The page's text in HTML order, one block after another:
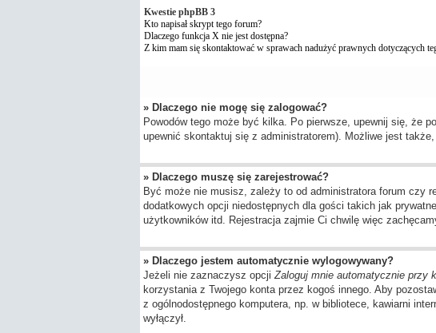
Kwestie phpBB 3
Kto napisał skrypt tego forum?
Dlaczego funkcja X nie jest dostępna?
Z kim mam się skontaktować w sprawach nadużyć prawnych dotyczących
» Dlaczego nie mogę się zalogować?
Powodów tego może być kilka. Po pierwsze, upewnij się, że
upewnić skontaktuj się z administratorem). Możliwe jest także,
» Dlaczego muszę się zarejestrować?
Być może nie musisz, zależy to od administratora forum czy
dodatkowych opcji niedostępnych dla gości takich jak
użytkowników itd. Rejestracja zajmie Ci chwilę więc
» Dlaczego jestem automatycznie wylogowywany?
Jeżeli nie zaznaczysz opcji Zaloguj mnie automatycznie przy
korzystania z Twojego konta przez kogoś innego. Aby
z ogólnodostępnego komputera, np. w bibliotece, kawiarni
wyłączył.